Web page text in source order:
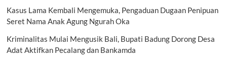
Kasus Lama Kembali Mengemuka, Pengaduan Dugaan Penipuan
Seret Nama Anak Agung Ngurah Oka
Kriminalitas Mulai Mengusik Bali, Bupati Badung Dorong Desa
Adat Aktifkan Pecalang dan Bankamda